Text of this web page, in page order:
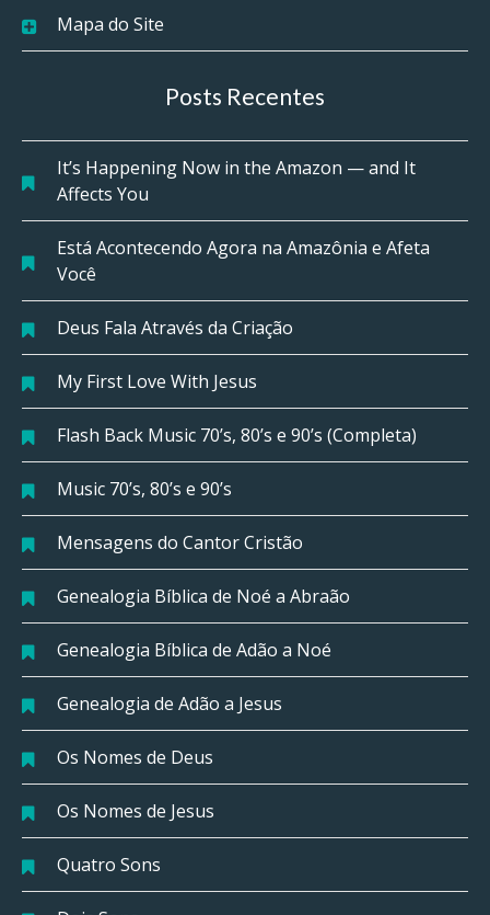
Mapa do Site
Posts Recentes
It’s Happening Now in the Amazon — and It
Affects You
Está Acontecendo Agora na Amazônia e Afeta
Você
Deus Fala Através da Criação
My First Love With Jesus
Flash Back Music 70’s, 80’s e 90’s (Completa)
Music 70’s, 80’s e 90’s
Mensagens do Cantor Cristão
Genealogia Bíblica de Noé a Abraão
Genealogia Bíblica de Adão a Noé
Genealogia de Adão a Jesus
Os Nomes de Deus
Os Nomes de Jesus
Quatro Sons